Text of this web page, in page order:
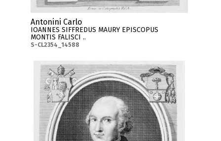
Antonini Carlo
IOANNES SIFFREDUS MAURY EPISCOPUS
MONTIS FALISCI ..
S-CL2354_14588